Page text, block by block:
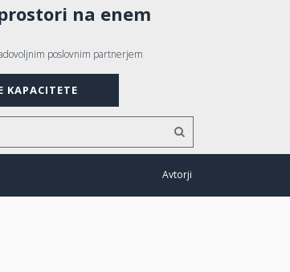
na enem
poslovnim partnerjem
KAPACITETE
Avtorji